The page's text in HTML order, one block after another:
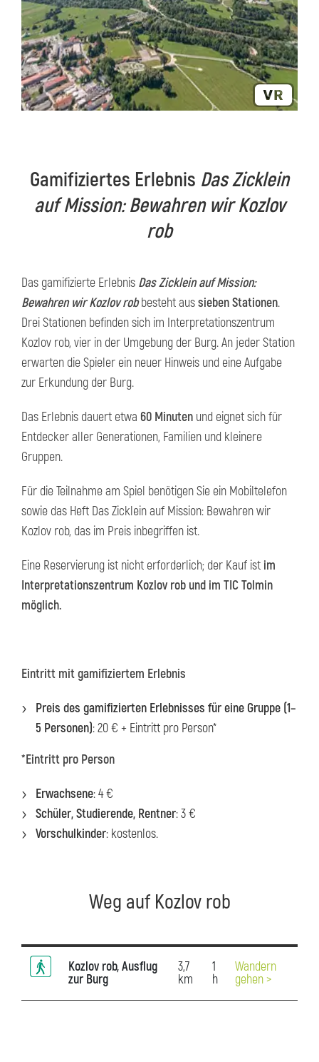
Gamifiziertes Erlebnis Das Zicklein
auf Mission: Bewahren wir Kozlov
rob
Das gamifizierte Erlebnis Das Zicklein auf Mission:
Bewahren wir Kozlov robbesteht aussieben Stationen.
Drei Stationen befinden sich im Interpretationszentrum
Kozlov rob, vier in der Umgebung der Burg. An jeder Station
erwarten die Spieler ein neuer Hinweis und eine Aufgabe
zur Erkundung der Burg.
Das Erlebnis dauert etwa 60 Minuten und eignet sich für
Entdecker aller Generationen, Familien und kleinere
Gruppen.
Für die Teilnahme am Spiel benötigen Sie ein Mobiltelefon
sowie das Heft Das Zicklein auf Mission: Bewahren wir
Kozlov rob, das im Preis inbegriffen ist.
Eine Reservierung ist nicht erforderlich; der Kauf ist im
Interpretationszentrum Kozlov rob und im TIC Tolmin
möglich.
Eintritt mit gamifiziertem Erlebnis
Preis des gamifizierten Erlebnisses für eine Gruppe (1–
5 Personen): 20 € + Eintritt pro Person*
*Eintritt pro Person
Erwachsene: 4 €
Schüler, Studierende, Rentner: 3 €
Vorschulkinder: kostenlos.
Weg auf Kozlov rob
Kozlov rob, Ausflug
zur Burg
3,7
km
1
h
Wandern
gehen >